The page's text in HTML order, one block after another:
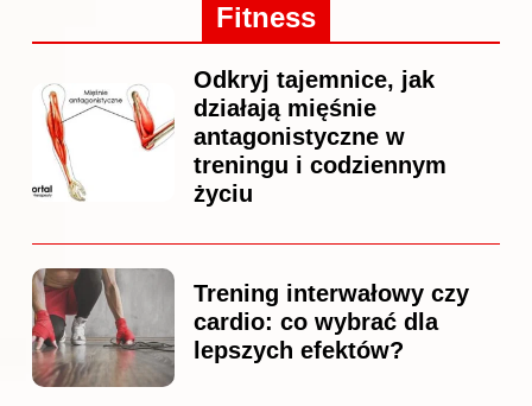
Fitness
Odkryj tajemnice, jak
działają mięśnie
antagonistyczne w
treningu i codziennym
życiu
Trening interwałowy czy
cardio: co wybrać dla
lepszych efektów?